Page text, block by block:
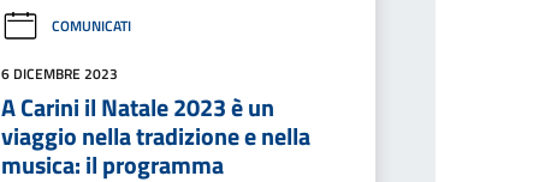
COMUNICATI
6 DICEMBRE 2023
A Carini il Natale 2023 è un
viaggio nella tradizione e nella
musica: il programma